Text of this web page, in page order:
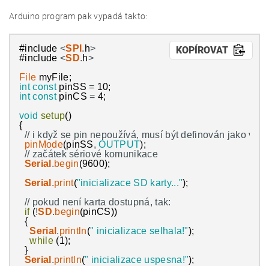
Arduino program pak vypadá takto:
#include <SPI . h>
#include <SD.h>
File myFile;
int const pinSS = 10;
int const pinCS = 4;
void setup()
{
// i když se pin nepoužívá, musí být definován jako
pinMode(pinSS, OUTPUT);
// začátek sériové komunikace
Serial .begin(9600);
Serial .print("inicializace SD karty...");
// pokud není karta dostupná, tak:
if (!SD.begin(pinCS))
{
Serial .println(" inicializace selhala!");
while (1);
}
Serial .println(" inicializace uspesna!");
KOPÍROVAT